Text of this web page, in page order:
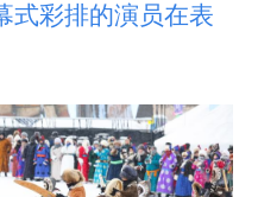
彩排的演员在表